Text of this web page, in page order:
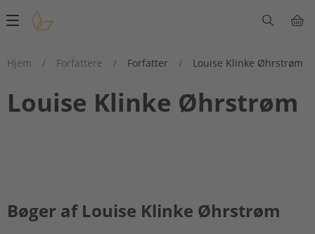
Main
Hjem
/ Forfattere / Forfatter / Louise Klinke Øhrstrøm
Louise Klinke Øhrstrøm
Bøger af Louise Klinke Øhrstrøm